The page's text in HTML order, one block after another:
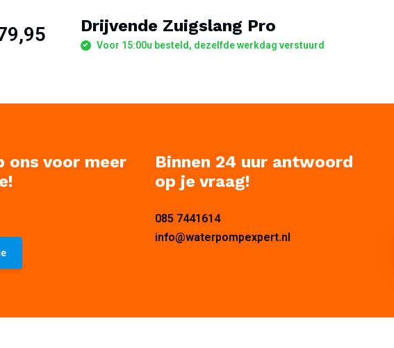
Drijvende Zuigslang Pro
Voor 15:00u besteld, dezelfde werkdag verstuurd
ons voor meer
Binnen 24 uur antwoord
op je vraag!
085 7441614
info@waterpompexpert.nl